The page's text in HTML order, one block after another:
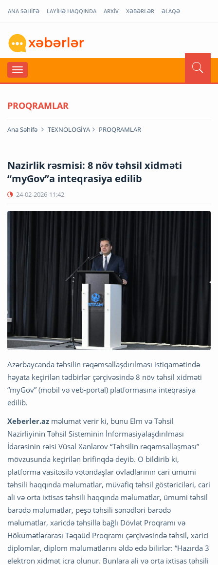
ANA SƏHİFƏ LAYİHƏ HAQQINDA ARXİV XƏBƏRLƏR ƏLAQƏ
PROQRAMLAR
Ana Səhifə TEXNOLOGİYA PROQRAMLAR
Nazirlik rəsmisi: 8 növ təhsil xidməti
“myGov”a inteqrasiya edilib
24-02-2026 11:42
Azərbaycanda təhsilin rəqəmsallaşdırılması istiqamətində
həyata keçirilən tədbirlər çərçivəsində 8 növ təhsil xidməti
“myGov” (mobil və veb-portal) platformasına inteqrasiya
edilib.
Xeberler.az məlumat verir ki, bunu Elm və Təhsil
Nazirliyinin Təhsil Sisteminin İnformasiyalaşdırılması
İdarəsinin rəisi Vüsal Xanlarov “Təhsilin rəqəmsallaşması”
mövzusunda keçirilən brifinqdə deyib. O bildirib ki,
platforma vasitəsilə vətəndaşlar övladlarının cari ümumi
təhsili haqqında məlumatlar, müvafiq təhsil göstəriciləri, cari
ali və orta ixtisas təhsili haqqında məlumatlar, ümumi təhsil
barədə məlumatlar, peşə təhsili sənədləri barədə
məlumatlar, xaricdə təhsillə bağlı Dövlət Proqramı və
Hökumətlərarası Təqaüd Proqramı çərçivəsində təhsil, xarici
diplomlar, diplom məlumatlarını əldə edə bilirlər: “Hazırda 3
elektron xidmət icra olunur. Bunlara ali və orta ixtisas təhsili